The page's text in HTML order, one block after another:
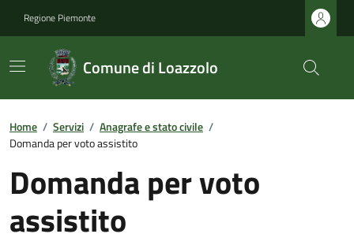
Regione Piemonte
Comune di Loazzolo
Home / Servizi / Anagrafe e stato civile /
Domanda per voto assistito
Domanda per voto
assistito